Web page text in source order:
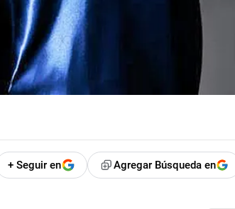
+ Seguir en Agregar Búsqueda en